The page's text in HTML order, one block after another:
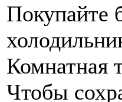
Покупайте
Комнатная
Чтобы